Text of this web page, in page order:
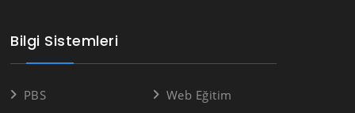
Bilgi Sistemleri
PBS
Web Eğitim